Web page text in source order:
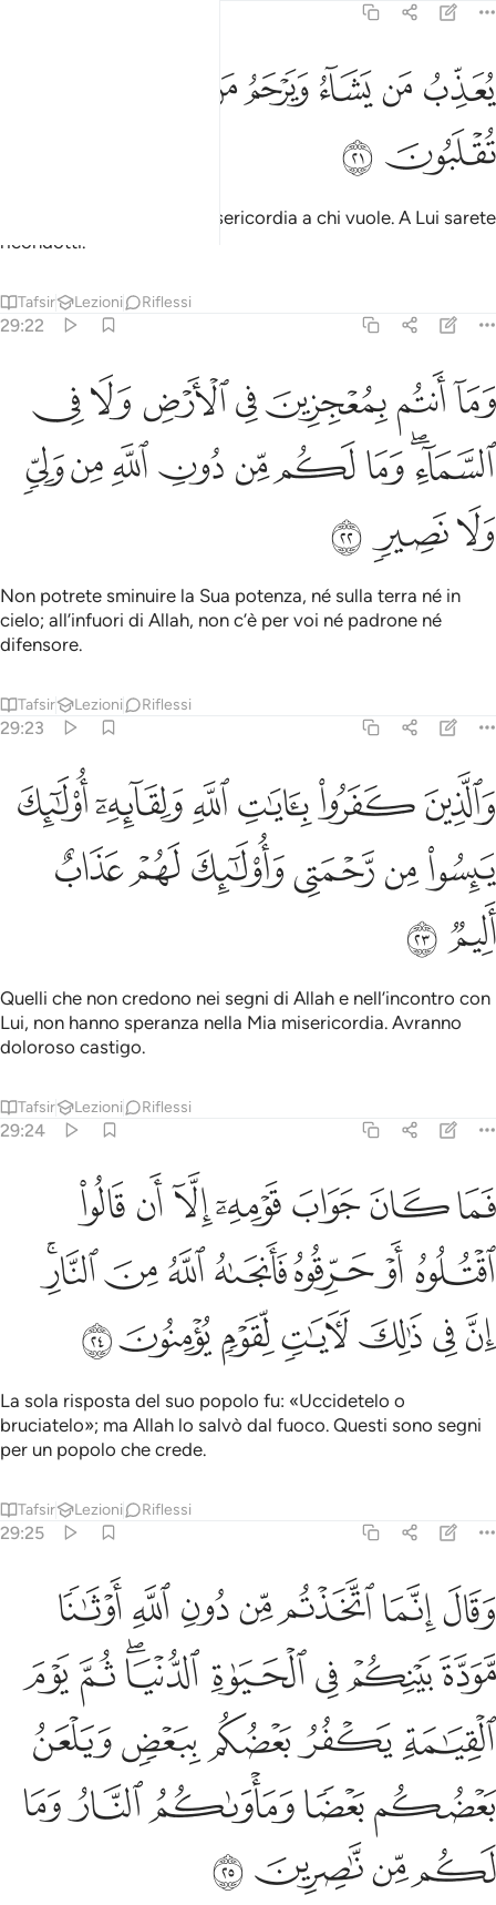
يعذب من يشاء ويرحم من يشاء واليه تقلبون ٢١
يُعَذِّبُ مَن يَشَآءُ وَيَرْحَمُ مَن يَشَآءُ ۖ وَإِلَيْهِ تُقْلَبُونَ ٢١
ﲩﲪﲫﲬﲭ
ﲱ ﲲ
Castiga chi vuole e usa misericordia a chi vuole. A Lui sarete
ricondotti.
Tafsir Lezioni Riflessi
29:22
وما انتم بمعجزين في الارض ولا في السماء وما لكم من دون الله من
وَمَآ أَنتُم بِمُعْجِزِينَ فِى ٱلْأَرْضِ وَلَا فِى ٱلسَّمَآءِ ۖ وَمَا لَكُم مِّن دُونِ
ﲳﲴﲵﲶﲷﲸﲹ
ﲺﲻﲼﲽﲾﲿﳀﳁﳂ
ﳃﳄﳅ
Non potrete sminuire la Sua potenza, né sulla terra né in
cielo; all’infuori di Allah, non c’è per voi né padrone né
difensore.
Tafsir Lezioni Riflessi
29:23
والذين كفروا بايات الله ولقايه اولايك ييسوا من رحمتي واولايك لهم
وَٱلَّذِينَ كَفَرُوا۟ بِـَٔايَـٰتِ ٱللَّهِ وَلِقَآئِهِۦٓ أُو۟لَـٰٓئِكَ يَئِسُوا۟ مِن رَّحْمَتِى
ﳆﳇﳈﳉﳊﳋ
ﳌﳍﳎﳏﳐﳑ
ﳒﳓ
Quelli che non credono nei segni di Allah e nell’incontro con
Lui, non hanno speranza nella Mia misericordia. Avranno
doloroso castigo.
Tafsir Lezioni Riflessi
29:24
فما كان جواب قومه الا ان قالوا اقتلوه او حرقوه فانجاه الله من النار
فَمَا كَانَ جَوَابَ قَوْمِهِۦٓ إِلَّآ أَن قَالُوا۟ ٱقْتُلُوهُ أَوْ حَرِّقُوهُ فَأَنجَىٰهُ
ﱁﱂﱃﱄﱅﱆﱇ
ﱈﱉﱊﱋﱌﱍﱎﱏ
ﱐﱑﱒﱓﱔﱕﱖ
La sola risposta del suo popolo fu: «Uccidetelo o
bruciatelo»; ma Allah lo salvò dal fuoco. Questi sono segni
per un popolo che crede.
Tafsir Lezioni Riflessi
29:25
وقال انما اتخذتم من دون الله اوثانا مودة بينكم في الحياة الدنيا
وَقَالَ إِنَّمَا ٱتَّخَذْتُم مِّن دُونِ ٱللَّهِ أَوْثَـٰنًۭا مَّوَدَّةَ بَيْنِكُمْ فِى ٱلْحَيَوٰةِ
ﱗﱘﱙﱚﱛﱜﱝ
ﱞﱟﱠﱡﱢﱣﱤﱥ
ﱦﱧﱨﱩﱪ
ﱫﱬﱭﱮﱯ
ﱰﱱﱲﱳ